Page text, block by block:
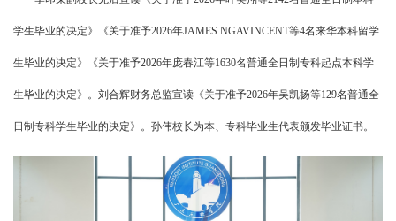
学生毕业的决定》《关于准予2026年JAMES NGAVINCENT等4名来华本科留学
生毕业的决定》《关于准予2026年庞春江等1630名普通全日制专科起点本科学
生毕业的决定》。刘合辉财务总监宣读《关于准予2026年吴凯扬等129名普通全
日制专科学生毕业的决定》。孙伟校长为本、专科毕业生代表颁发毕业证书。